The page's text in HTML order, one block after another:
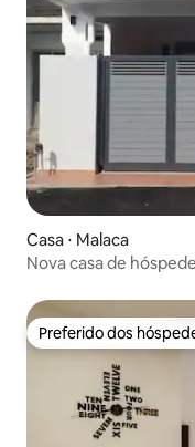
Casa ⋅ Malaca
Nova casa de
Preferido dos
Preferido dos